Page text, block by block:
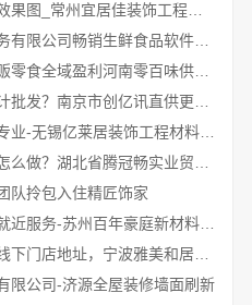
武进专业家庭装修效果图_常州宜居佳装饰工程有限公司
湖北省惠物电子商务有限公司畅销生鲜食品软件功能解析
河南本地低成本量贩零食全域盈利河南零百味供应链有限公司
无锡旧房安装哪家专业-无锡亿莱居装饰工程材料有限公司
队拎包入住精匠饰家
苏州相城靠谱家装就近服务-苏州百年豪庭新材料有限公司
限公司-济源全屋装修墙面刷新